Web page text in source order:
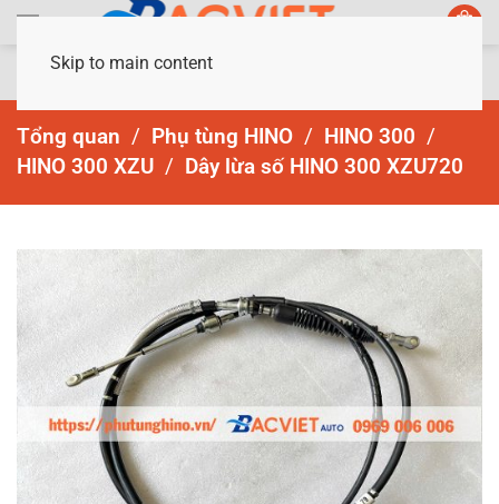
Skip to main content
Tổng quan Phụ tùng HINO
HINO 300
HINO 300 XZU
Dây lừa số HINO 300 XZU720